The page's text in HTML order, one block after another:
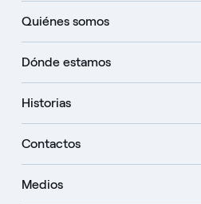
Quiénes somos
Dónde estamos
Historias
Contactos
Medios